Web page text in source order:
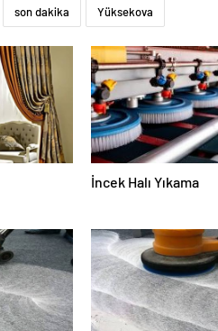
son dakika Yüksekova
İncek Halı Yıkama